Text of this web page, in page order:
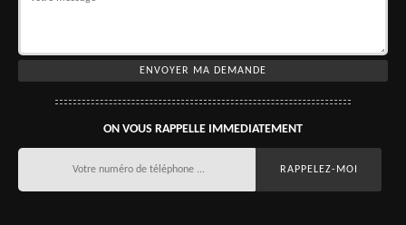
ON VOUS RAPPELLE IMMEDIATEMENT